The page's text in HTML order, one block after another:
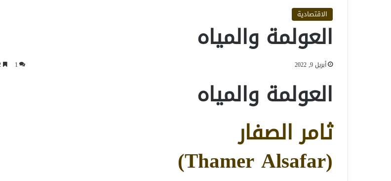
الاقتصادية
العولمة والمياه
أبريل 9, 2022 1
العولمة والمياه
ثامر الصفار
(Thamer Alsafar)